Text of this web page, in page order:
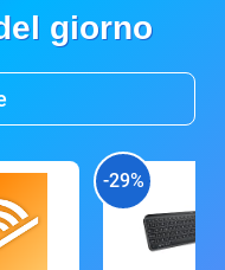
giorno
-29%